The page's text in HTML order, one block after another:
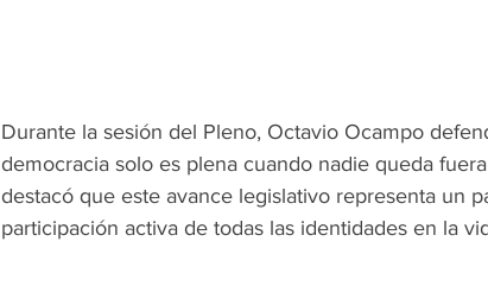
Durante la sesión del Pleno, Octavio Ocampo
democracia solo es plena cuando nadie queda
destacó que este avance legislativo representa un
participación activa de todas las identidades en la